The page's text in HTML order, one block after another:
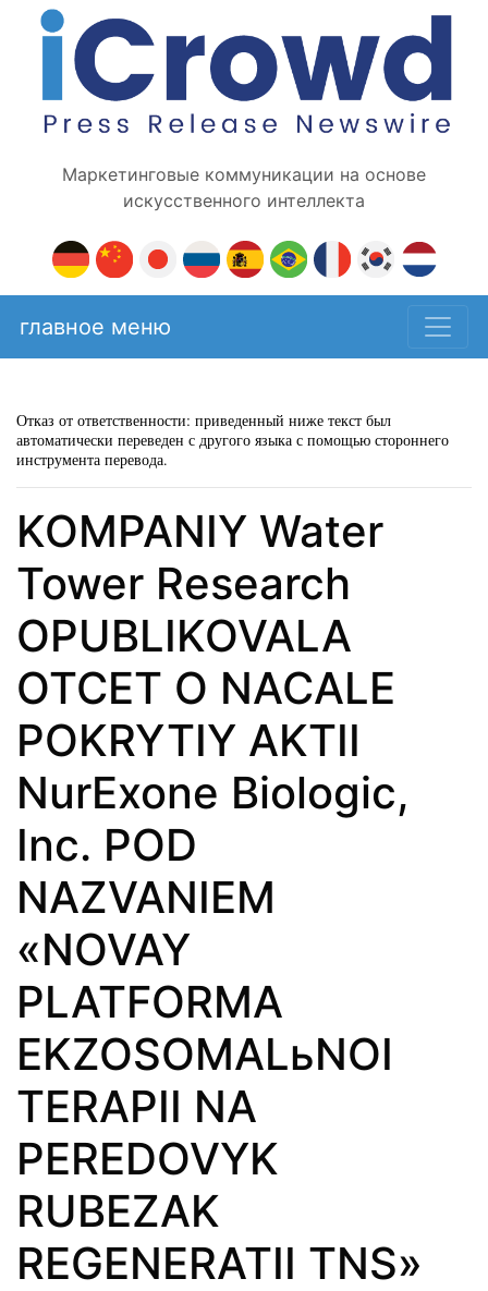
Маркетинговые коммуникации на основе
искусственного интеллекта
главное меню
Отказ от ответственности: приведенный ниже текст был
автоматически переведен с другого языка с помощью стороннего
инструмента перевода.
KOMPANIY Water
Tower Research
OPUBLIKOVALA
OTCET O NACALE
POKRYTIY AKTII
NurExone Biologic,
Inc. POD
NAZVANIEM
«NOVAY
PLATFORMA
EKZOSOMALьNOI
TERAPII NA
PEREDOVYK
RUBEZAK
REGENERATII TNS»